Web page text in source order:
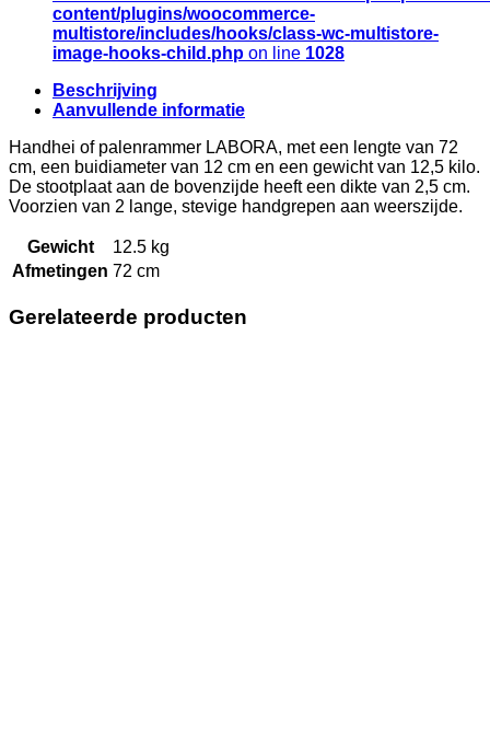
content/plugins/woocommerce-
multistore/includes/hooks/class-wc-multistore-
image-hooks-child.php on line 1028
Beschrijving
Aanvullende informatie
Handhei of palenrammer LABORA, met een lengte van 72
cm, een buidiameter van 12 cm en een gewicht van 12,5 kilo.
De stootplaat aan de bovenzijde heeft een dikte van 2,5 cm.
Voorzien van 2 lange, stevige handgrepen aan weerszijde.
Gewicht
12.5 kg
Afmetingen 72 cm
Gerelateerde producten